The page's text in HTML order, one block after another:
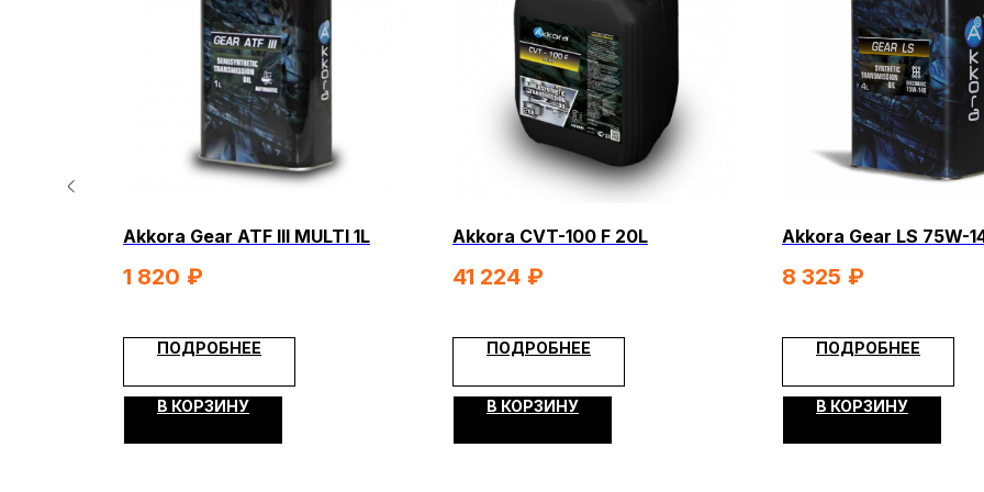
Akkora Gear ATF III MULTI 1L
1 820 ₽
ПОДРОБНЕЕ
В КОРЗИНУ
Akkora CVT-100 F 20L
41 224 ₽
ПОДРОБНЕЕ
В КОРЗИНУ
Akkora Gear LS 75W-
8 325 ₽
ПОДРОБНЕЕ
В КОРЗИНУ
КВАДРОЦИКЛЫ МОТОЦИКЛЫ МОПЕДЫ ЭЛЕКТРОВЕЛОСИПЕДЫ
ИП Каканова Анна Константиновна
Контакты Гарантия и возврат